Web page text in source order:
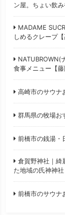
ン屋。ちょい飲
MADAME
しめるクレープ【
NATUBROWN(
食事メニュー【藤
高崎市のサウナ
群馬県の牧場お
前橋市の銭湯・
倉賀野神社｜綺
た地域の氏神神社
前橋市のサウナ